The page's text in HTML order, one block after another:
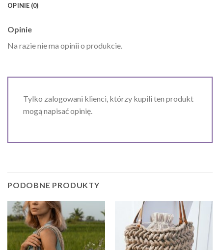
OPINIE (0)
Opinie
Na razie nie ma opinii o produkcie.
Tylko zalogowani klienci, którzy kupili ten produkt
mogą napisać opinię.
PODOBNE PRODUKTY